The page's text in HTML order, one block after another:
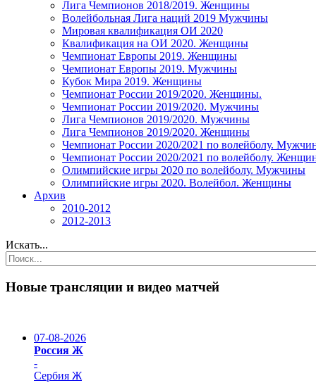
Лига Чемпионов 2018/2019. Женщины
Волейбольная Лига наций 2019 Мужчины
Мировая квалификация ОИ 2020
Квалификация на ОИ 2020. Женщины
Чемпионат Европы 2019. Женщины
Чемпионат Европы 2019. Мужчины
Кубок Мира 2019. Женщины
Чемпионат России 2019/2020. Женщины.
Чемпионат России 2019/2020. Мужчины
Лига Чемпионов 2019/2020. Мужчины
Лига Чемпионов 2019/2020. Женщины
Чемпионат России 2020/2021 по волейболу.
Чемпионат России 2020/2021 по волейболу.
Олимпийские игры 2020 по волейболу. Мужчины
Олимпийские игры 2020. Волейбол. Женщины
Архив
2010-2012
2012-2013
Искать...
Новые трансляции и видео матчей
07-08-2026
Россия Ж
-
Сербия Ж